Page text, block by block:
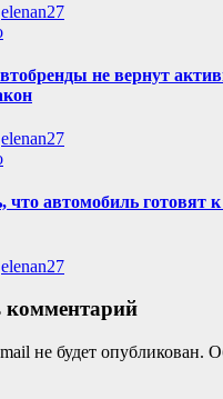
elenan27
не вернут
elenan27
что автомобиль готовят
elenan27
комментарий
не будет опубликован.